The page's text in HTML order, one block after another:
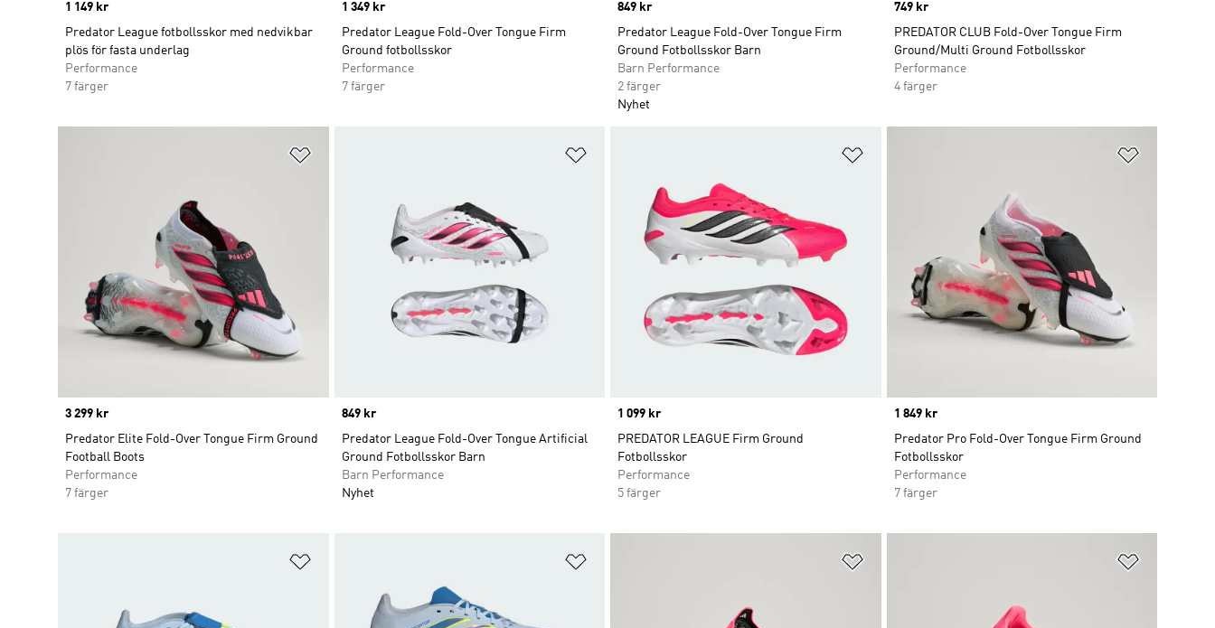
Price
1 149 kr
Predator League fotbollsskor med nedvikbar
plös för fasta underlag
Performance
7 färger
Price
1 349 kr
Predator League Fold-Over Tongue Firm
Ground fotbollsskor
Performance
7 färger
Price
849 kr
Predator League Fold-Over Tongue Firm
Ground Fotbollsskor Barn
Barn Performance
2 färger
Nyhet
Price
749 kr
PREDATOR CLUB Fold-Over Tongue Firm
Ground/Multi Ground Fotbollsskor
Performance
4 färger
Price
3 299 kr
Predator Elite Fold-Over Tongue Firm Ground
Football Boots
Performance
7 färger
Price
849 kr
Predator League Fold-Over Tongue Artificial
Ground Fotbollsskor Barn
Barn Performance
Nyhet
Price
1 099 kr
PREDATOR LEAGUE Firm Ground
Fotbollsskor
Performance
5 färger
Price
1 849 kr
Predator Pro Fold-Over Tongue Firm Ground
Fotbollsskor
Performance
7 färger